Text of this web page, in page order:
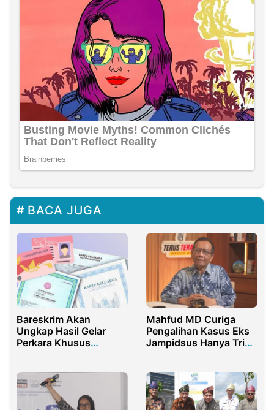
BACA JUGA
Bareskrim Akan
Ungkap Hasil Gelar
Perkara Khusus
Mahfud MD Curiga
Pengalihan Kasus Eks
Jampidsus Hanya Trick